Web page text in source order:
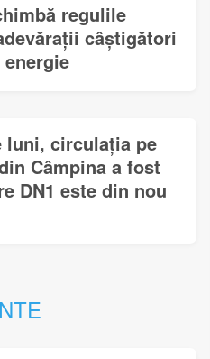
regulile
câștigători
luni, circulația pe
Câmpina a fost
DN1 este din nou